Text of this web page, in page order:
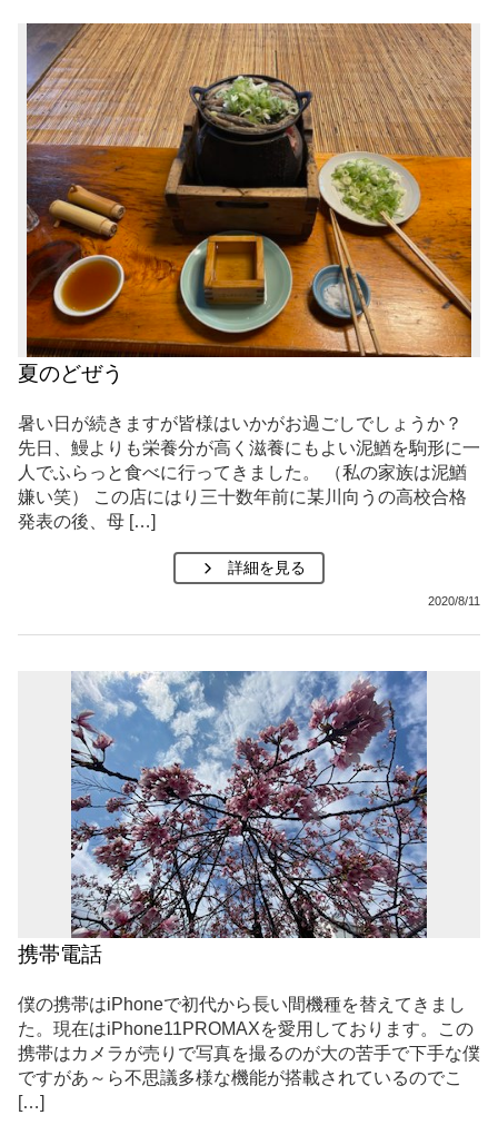
夏のどぜう
暑い日が続きますが皆様はいかがお過ごしでしょうか？
先日、鰻よりも栄養分が高く滋養にもよい泥鰌を駒形に一
人でふらっと食べに行ってきました。 （私の家族は泥鰌
嫌い笑） この店にはり三十数年前に某川向うの高校合格
発表の後、母 […]
詳細を見る
2020/8/11
携帯電話
僕の携帯はiPhoneで初代から長い間機種を替えてきまし
た。現在はiPhone11PROMAXを愛用しております。この
携帯はカメラが売りで写真を撮るのが大の苦手で下手な僕
ですがあ～ら不思議多様な機能が搭載されているのでこ
[…]